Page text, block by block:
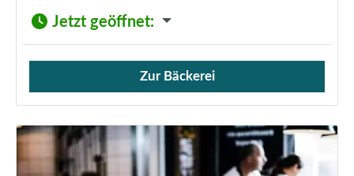
Jetzt geöffnet:
Verkauf von Brötchen,
Zur Bäckerei